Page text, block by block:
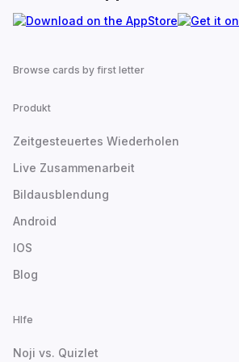
Browse cards by first letter
Produkt
Zeitgesteuertes Wiederholen
Live Zusammenarbeit
Bildausblendung
Android
IOS
Blog
Hlfe
Noji vs. Quizlet